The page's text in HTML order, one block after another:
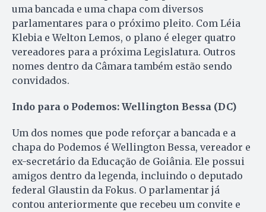
uma bancada e uma chapa com diversos
parlamentares para o próximo pleito. Com Léia
Klebia e Welton Lemos, o plano é eleger quatro
vereadores para a próxima Legislatura. Outros
nomes dentro da Câmara também estão sendo
convidados.
Indo para o Podemos: Wellington Bessa (DC)
Um dos nomes que pode reforçar a bancada e a
chapa do Podemos é Wellington Bessa, vereador e
ex-secretário da Educação de Goiânia. Ele possui
amigos dentro da legenda, incluindo o deputado
federal Glaustin da Fokus. O parlamentar já
contou anteriormente que recebeu um convite e